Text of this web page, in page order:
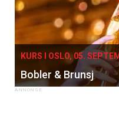
KURS I OSLO, 05.
Bobler & Brunsj